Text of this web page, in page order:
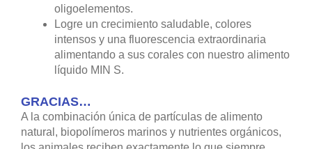
oligoelementos.
Logre un crecimiento saludable, colores
intensos y una fluorescencia extraordinaria
alimentando a sus corales con nuestro alimento
líquido MIN S.
GRACIAS…
A la combinación única de partículas de alimento
natural, biopolímeros marinos y nutrientes orgánicos,